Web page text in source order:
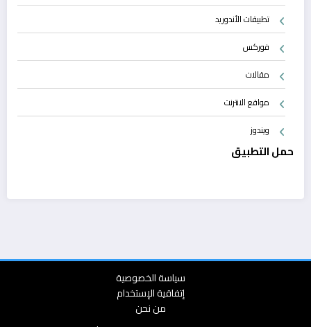
تطبيقات الأندوريد
فوركس
مقالات
مواقع الانترنت
ويندوز
حمل التطبيق
سياسة الخصوصية
إتفاقية الإستخدام
من نحن